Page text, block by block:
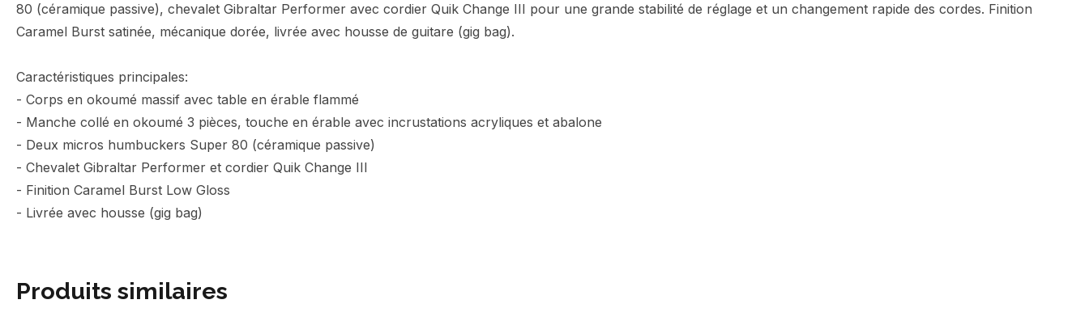
80 (céramique passive), chevalet Gibraltar Performer avec cordier Quik Change III pour une grande stabilité de réglage et un changement rapide des cordes. Finition
Caramel Burst satinée, mécanique dorée, livrée avec housse de guitare (gig bag).
Caractéristiques principales:
- Corps en okoumé massif avec table en érable flammé
- Manche collé en okoumé 3 pièces, touche en érable avec incrustations acryliques et abalone
- Deux micros humbuckers Super 80 (céramique passive)
- Chevalet Gibraltar Performer et cordier Quik Change III
- Finition Caramel Burst Low Gloss
- Livrée avec housse (gig bag)
Produits similaires